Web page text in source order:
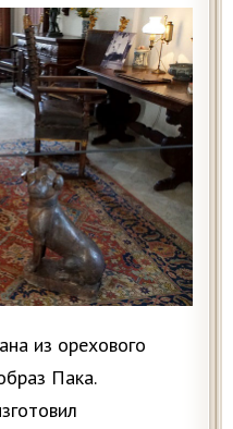
из орехового
Пака.